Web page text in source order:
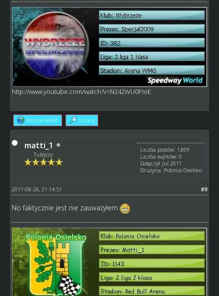
http://www.youtube.com/watch?v=N242WU0PioE
Strona WWW Szukaj
matti_1
Tutejszy
Liczba postów: 1,809
Liczba wątków: 0
Dołączył: Jul 2011
Drużyna: Polonia Osielsko
#9
2011-08-26, 21:14:51
No faktycznie jest nie zauważyłem